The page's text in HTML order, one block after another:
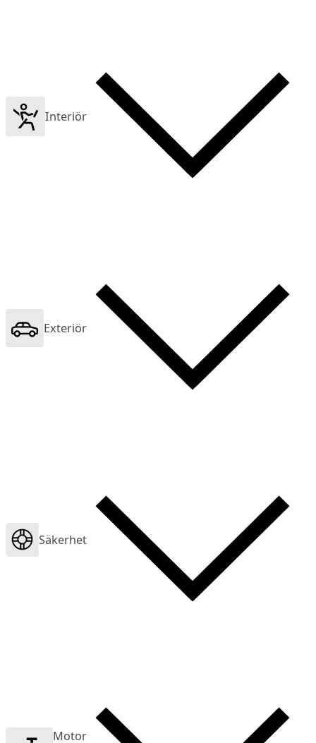
Interiör
Exteriör
Säkerhet
Motor